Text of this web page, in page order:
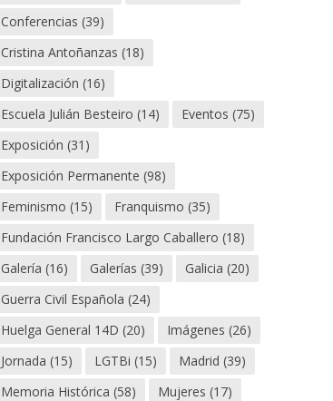
Conferencias (39)
Cristina Antoñanzas (18)
Digitalización (16)
Escuela Julián Besteiro (14) Eventos (75)
Exposición (31)
Exposición Permanente (98)
Feminismo (15) Franquismo (35)
Fundación Francisco Largo Caballero (18)
Galería (16) Galerías (39) Galicia (20)
Guerra Civil Española (24)
Huelga General 14D (20) Imágenes (26)
Jornada (15) LGTBi (15) Madrid (39)
Memoria Histórica (58) Mujeres (17)